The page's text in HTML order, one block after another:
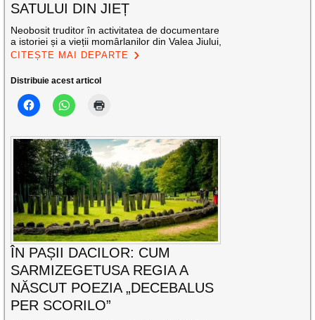
SATULUI DIN JIEȚ
Neobosit truditor în activitatea de documentare
a istoriei și a vieții momârlanilor din Valea Jiului,
CITEȘTE MAI DEPARTE
Distribuie acest articol
ÎN PAȘII DACILOR: CUM
SARMIZEGETUSA REGIA A
NĂSCUT POEZIA „DECEBALUS
PER SCORILO”